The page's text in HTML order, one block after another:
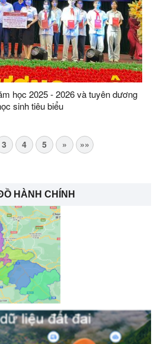
học 2025 - 2026 và tuyên dương
sinh tiêu biểu
3 4 5 » »»
HÀNH CHÍNH